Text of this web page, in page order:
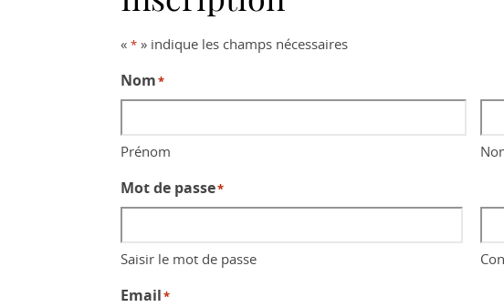
« * » indique les champs nécessaires
Nom*
Prénom
Mot de passe*
Saisir le mot de passe
Email*